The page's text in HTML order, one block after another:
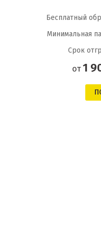
Бесплатный
Минимальная
Срок
от1